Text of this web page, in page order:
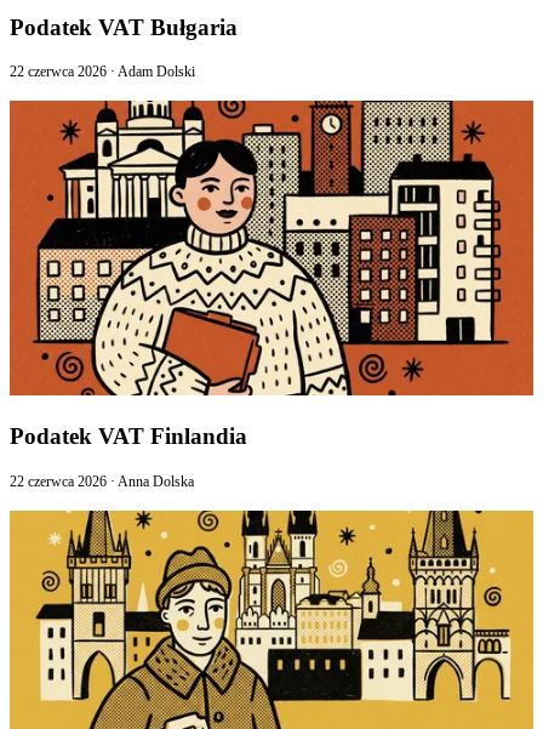
Podatek VAT Bułgaria
22 czerwca 2026 · Adam Dolski
Podatek VAT Finlandia
22 czerwca 2026 · Anna Dolska